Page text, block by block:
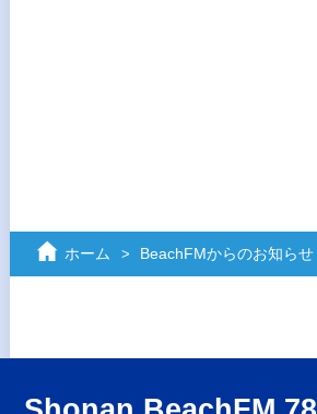
ホーム BeachFMからのお知らせ